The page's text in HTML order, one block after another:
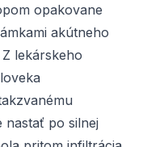
opakovane
akútneho
lekárskeho
po silnej